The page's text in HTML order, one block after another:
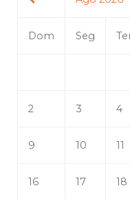
Dom Seg
2 3 4
9 10 11
16 17 18